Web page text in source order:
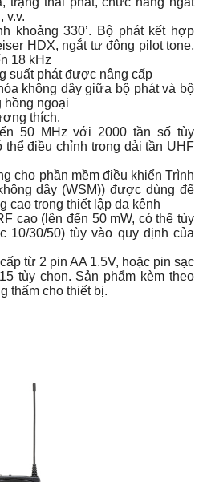
v.v.
khoảng 330’. Bộ phát kết hợp
HDX, ngắt tự động pilot tone,
18 kHz
suất phát được nâng cấp
không dây giữa bộ phát và bộ
hồng ngoại
thích.
50 MHz với 2000 tần số tùy
thể điều chỉnh trong dải tần UHF
cho phần mềm điều khiển Trình
dây (WSM)) được dùng để
cao trong thiết lập đa kênh
cao (lên đến 50 mW, có thể tùy
10/30/50) tùy vào quy định của
từ 2 pin AA 1.5V, hoặc pin sạc
tùy chọn. Sản phẩm kèm theo
thấm cho thiết bị.